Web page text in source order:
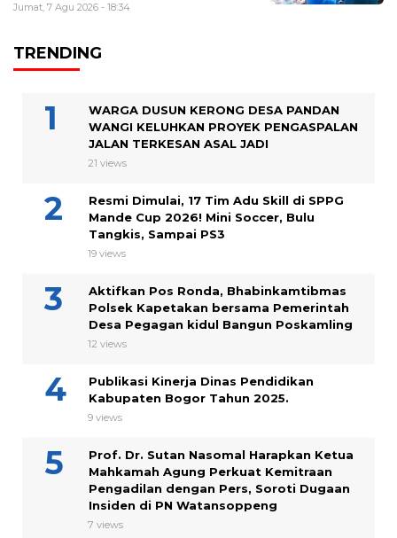
Jumat, 7 Agu 2026 - 18:34
TRENDING
WARGA DUSUN KERONG DESA PANDAN
WANGI KELUHKAN PROYEK PENGASPALAN
JALAN TERKESAN ASAL JADI
21 views
Resmi Dimulai, 17 Tim Adu Skill di SPPG
Mande Cup 2026! Mini Soccer, Bulu
Tangkis, Sampai PS3
19 views
Aktifkan Pos Ronda, Bhabinkamtibmas
Polsek Kapetakan bersama Pemerintah
Desa Pegagan kidul Bangun Poskamling
12 views
Publikasi Kinerja Dinas Pendidikan
Kabupaten Bogor Tahun 2025.
9 views
Prof. Dr. Sutan Nasomal Harapkan Ketua
Mahkamah Agung Perkuat Kemitraan
Pengadilan dengan Pers, Soroti Dugaan
Insiden di PN Watansoppeng
7 views